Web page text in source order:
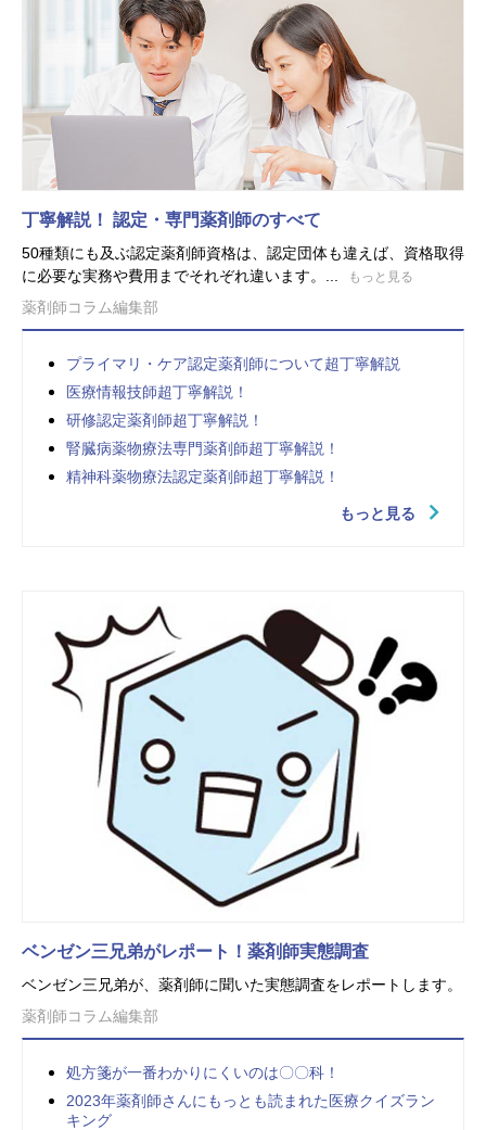
丁寧解説！ 認定・専門薬剤師のすべて
50種類にも及ぶ認定薬剤師資格は、認定団体も違えば、資格取得
に必要な実務や費用までそれぞれ違います。...
もっと見る
薬剤師コラム編集部
プライマリ・ケア認定薬剤師について超丁寧解説
医療情報技師超丁寧解説！
研修認定薬剤師超丁寧解説！
腎臓病薬物療法専門薬剤師超丁寧解説！
精神科薬物療法認定薬剤師超丁寧解説！
もっと見る
ベンゼン三兄弟がレポート！薬剤師実態調査
ベンゼン三兄弟が、薬剤師に聞いた実態調査をレポートします。
薬剤師コラム編集部
処方箋が一番わかりにくいのは〇〇科！
2023年薬剤師さんにもっとも読まれた医療クイズラン
キング